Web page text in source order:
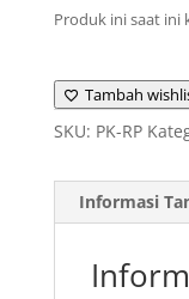
Produk ini saat ini
Tambah
SKU: PK-RP
Informasi